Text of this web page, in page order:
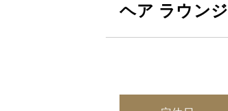
ヘア ラウン